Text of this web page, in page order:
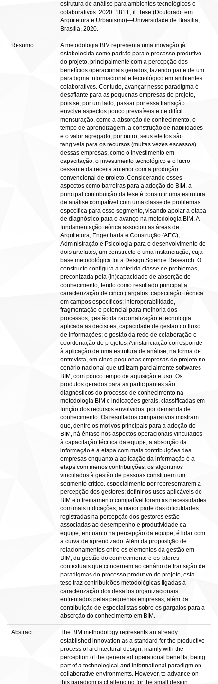
estrutura de análise para ambientes tecnológicos e
colaborativos. 2020. 181 f., il. Tese (Doutorado em
Arquitetura e Urbanismo)—Universidade de Brasília,
Brasília, 2020.
Resumo:
A metodologia BIM representa uma inovação já
estabelecida como padrão para o processo produtivo
do projeto, principalmente com a percepção dos
benefícios operacionais gerados, fazendo parte de um
paradigma informacional e tecnológico em ambientes
colaborativos. Contudo, avançar nesse paradigma é
desafiante para as pequenas empresas de projeto,
pois se, por um lado, passar por essa transição
envolve aspectos pouco previsíveis e de difícil
mensuração, como a absorção de conhecimento, o
tempo de aprendizagem, a construção de habilidades
e o valor agregado, por outro, seus efeitos são
tangíveis para os recursos (muitas vezes escassos)
dessas empresas, como o investimento em
capacitação, o investimento tecnológico e o lucro
cessante da receita anterior com a produção
convencional de projeto. Considerando esses
aspectos como barreiras para a adoção do BIM, a
principal contribuição da tese é construir uma estrutura
de análise compatível com uma classe de problemas
específica para esse segmento, visando apoiar a etapa
de diagnóstico para o avanço na metodologia BIM. A
fundamentação teórica associou as áreas de
Arquitetura, Engenharia e Construção (AEC),
Administração e Psicologia para o desenvolvimento de
dois artefatos, um constructo e uma instanciação, cuja
base metodológica foi a Design Science Research. O
constructo configura a referida classe de problemas,
preconizada pela (in)capacidade de absorção de
conhecimento, tendo como resultado principal a
caracterização de cinco gargalos: capacitação técnica
em campos específicos; interoperabilidade,
fragmentação e potencial para melhoria dos
processos; gestão da racionalização e tecnologia
aplicada às decisões; capacidade de gestão do fluxo
de informações; e gestão da rede de colaboração e
coordenação de projetos. A instanciação corresponde
à aplicação de uma estrutura de análise, na forma de
entrevista, em cinco pequenas empresas de projeto no
cenário nacional que utilizam parcialmente softwares
BIM, com pouco tempo de aquisição e uso. Os
produtos gerados para as participantes são
diagnósticos do processo de conhecimento na
metodologia BIM e indicações gerais, classificadas em
função dos recursos envolvidos, por demanda de
conhecimento. Os resultados comparativos mostram
que, dentre os motivos principais para a adoção do
BIM, há ênfase nos aspectos operacionais vinculados
à capacitação técnica da equipe; a absorção da
informação é a etapa com mais contribuições das
empresas enquanto a aplicação da informação é a
etapa com menos contribuições; os algoritmos
vinculados à gestão de pessoas constituem um
segmento crítico, especialmente por representarem a
percepção dos gestores; definir os usos aplicáveis do
BIM e o treinamento compatível foram as necessidades
com mais indicações; a maior parte das dificuldades
registradas na percepção dos gestores estão
associadas ao desempenho e produtividade da
equipe, enquanto na percepção da equipe, é lidar com
a curva de aprendizado. Além da proposição de
relacionamentos entre os elementos da gestão em
BIM, da gestão do conhecimento e os fatores
contextuais que concernem ao cenário de transição de
paradigmas do processo produtivo do projeto, esta
tese traz contribuições metodológicas ligadas à
caracterização dos desafios organizacionais
enfrentados pelas pequenas empresas, além da
contribuição de especialistas sobre os gargalos para a
absorção do conhecimento em BIM.
Abstract:
The BIM methodology represents an already
established innovation as a standard for the productive
process of architectural design, mainly with the
perception of the generated operational benefits, being
part of a technological and informational paradigm on
collaborative environments. However, to advance on
this paradigm is challenging for the small design